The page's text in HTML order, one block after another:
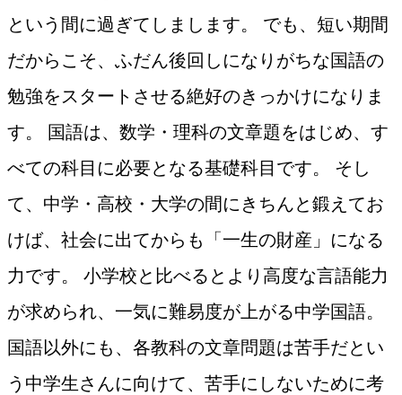
という間に過ぎてしまします。 でも、短い期間
だからこそ、ふだん後回しになりがちな国語の
勉強をスタートさせる絶好のきっかけになりま
す。 国語は、数学・理科の文章題をはじめ、す
べての科目に必要となる基礎科目です。 そし
て、中学・高校・大学の間にきちんと鍛えてお
けば、社会に出てからも「一生の財産」になる
力です。 小学校と比べるとより高度な言語能力
が求められ、一気に難易度が上がる中学国語。
国語以外にも、各教科の文章問題は苦手だとい
う中学生さんに向けて、苦手にしないために考